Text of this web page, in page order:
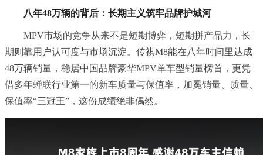
八年48万辆的背后：长期主义筑牢品牌护城河
MPV市场的竞争从来不是短期博弈，短期拼产品力，长
期则靠用户认可度与市场沉淀。传祺M8能在八年时间里达成
48万辆销量，稳居中国品牌豪华MPV单车型销量榜首，更凭
借多年蝉联行业第一的新车质量与保值率，加冕销量、质量、
保值率“三冠王”，这份成绩绝非偶然。